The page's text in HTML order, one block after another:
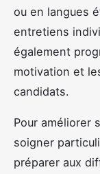
ou en langues
entretiens
également
motivation et
candidats.
Pour améliorer
soigner
préparer aux